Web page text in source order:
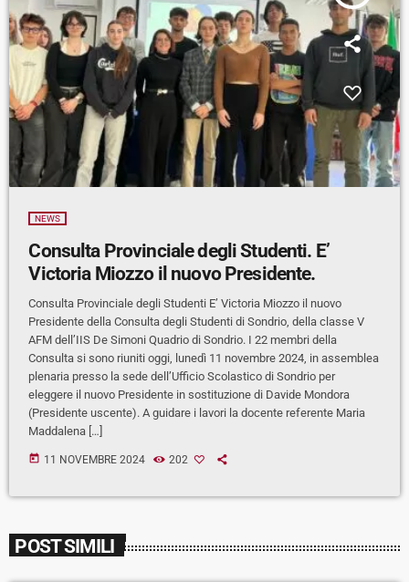
NEWS
Consulta Provinciale degli Studenti. E’
Victoria Miozzo il nuovo Presidente.
Consulta Provinciale degli Studenti E’ Victoria Miozzo il nuovo
Presidente della Consulta degli Studenti di Sondrio, della classe V
AFM dell’IIS De Simoni Quadrio di Sondrio. I 22 membri della
Consulta si sono riuniti oggi, lunedì 11 novembre 2024, in assemblea
plenaria presso la sede dell’Ufficio Scolastico di Sondrio per
eleggere il nuovo Presidente in sostituzione di Davide Mondora
(Presidente uscente). A guidare i lavori la docente referente Maria
Maddalena […]
today 11 NOVEMBRE 2024 202
POST SIMILI